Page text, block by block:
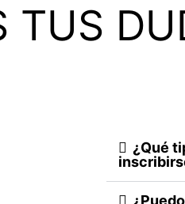
TUS
¿Qué